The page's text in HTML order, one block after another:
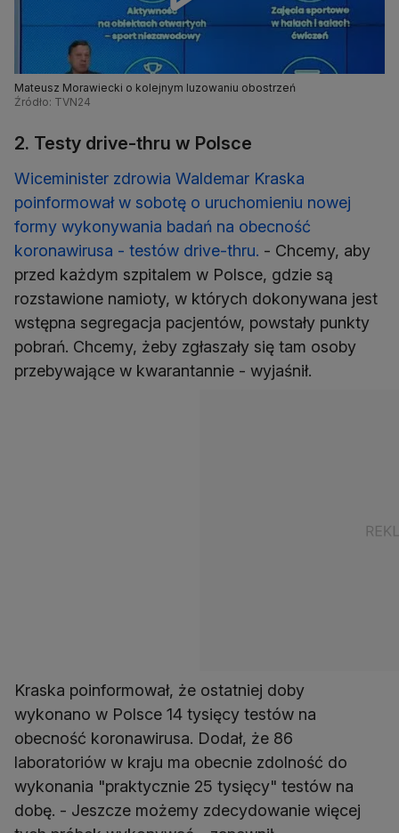
Mateusz Morawiecki o kolejnym luzowaniu obostrzeń
Źródło: TVN24
2. Testy drive-thru w Polsce
Wiceminister zdrowia Waldemar Kraska
poinformował w sobotę o uruchomieniu nowej
formy wykonywania badań na obecność
koronawirusa - testów drive-thru. - Chcemy, aby
przed każdym szpitalem w Polsce, gdzie są
rozstawione namioty, w których dokonywana jest
wstępna segregacja pacjentów, powstały punkty
pobrań. Chcemy, żeby zgłaszały się tam osoby
przebywające w kwarantannie - wyjaśnił.
Kraska poinformował, że ostatniej doby
wykonano w Polsce 14 tysięcy testów na
obecność koronawirusa. Dodał, że 86
laboratoriów w kraju ma obecnie zdolność do
wykonania "praktycznie 25 tysięcy" testów na
dobę. - Jeszcze możemy zdecydowanie więcej